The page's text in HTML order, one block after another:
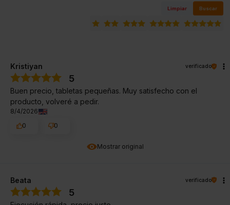
Limpiar Buscar
Mostrar original
Kristiyan verificado
5
Buen precio, tabletas pequeñas. Muy satisfecho con el
producto, volveré a pedir.
8/4/2026
0
0
Beata verificado
5